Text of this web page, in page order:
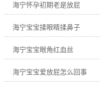
海宁怀孕初期老是放屁
海宁宝宝揉眼睛揉鼻子
海宁宝宝眼角红血丝
海宁宝宝爱放屁怎么回事